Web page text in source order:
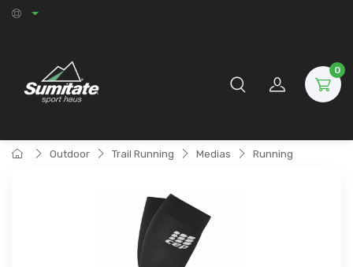
0
Outdoor Trail Running Medias Running